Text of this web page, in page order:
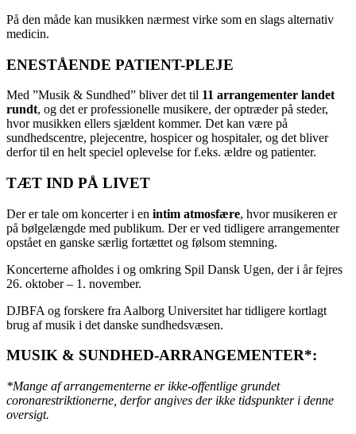
På den måde kan musikken nærmest virke som en slags alternativ
medicin.
ENESTÅENDE PATIENT-PLEJE
Med ”Musik & Sundhed” bliver det til 11 arrangementer landet
rundt, og det er professionelle musikere, der optræder på steder,
hvor musikken ellers sjældent kommer. Det kan være på
sundhedscentre, plejecentre, hospicer og hospitaler, og det bliver
derfor til en helt speciel oplevelse for f.eks. ældre og patienter.
TÆT IND PÅ LIVET
Der er tale om koncerter i en intim atmosfære, hvor musikeren er
på bølgelængde med publikum. Der er ved tidligere arrangementer
opstået en ganske særlig fortættet og følsom stemning.
Koncerterne afholdes i og omkring Spil Dansk Ugen, der i år fejres
26. oktober – 1. november.
DJBFA og forskere fra Aalborg Universitet har tidligere kortlagt
brug af musik i det danske sundhedsvæsen.
MUSIK & SUNDHED-ARRANGEMENTER*:
*Mange af arrangementerne er ikke-offentlige grundet
coronarestriktionerne, derfor angives der ikke tidspunkter i denne
oversigt.